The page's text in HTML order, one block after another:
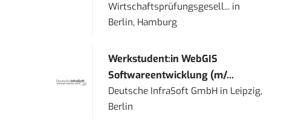
Wirtschaftsprüfungsgesell... in
Berlin, Hamburg
Werkstudent:in WebGIS
Softwareentwicklung (m/...
Deutsche InfraSoft GmbH in Leipzig,
Berlin